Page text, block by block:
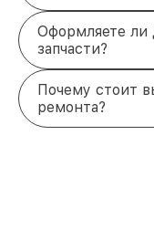
Оформляете ли
запчасти?
Почему стоит
ремонта?